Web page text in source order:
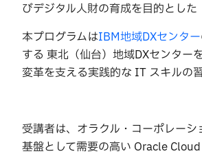
びデジタル人財の育成を目的とし
本プログラムはIBM地域DXセンター
する 東北（仙台）地域DXセンター
変革を支える実践的な IT スキルの
受講者は、オラクル・コーポレー
基盤として需要の高い Oracle